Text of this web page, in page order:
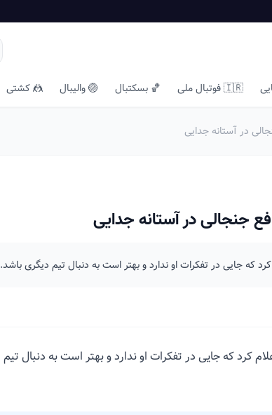
🇮🇷 فوتبال ملی 🏀 بسکتبال 🏐 والیبال 🤼 کشتی
در آستانه جدایی
جنجالی در آستانه جدایی
که جایی در تفکرات او ندارد و بهتر است به دنبال تیم دیگری باشد.
کرد که جایی در تفکرات او ندارد و بهتر است به دنبال تیم